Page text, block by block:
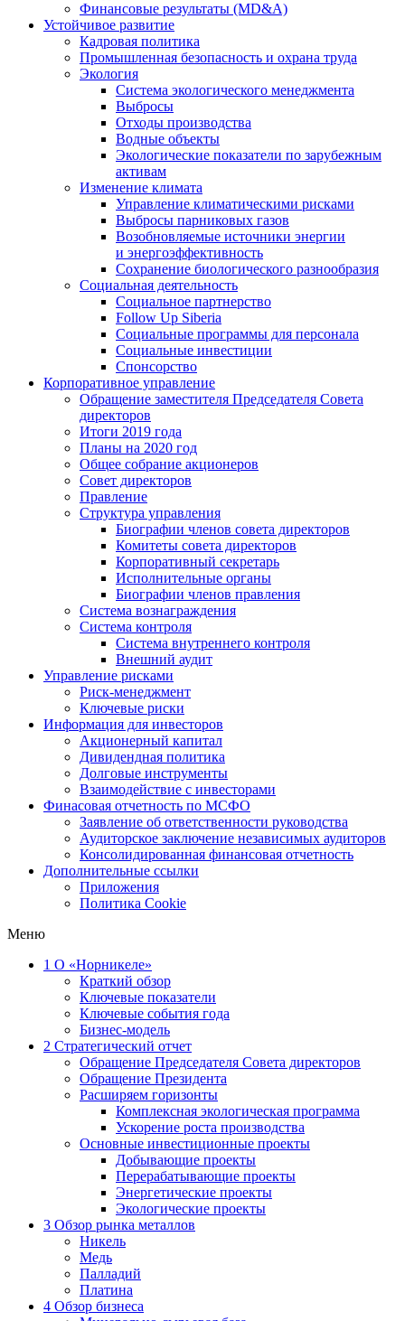
Финансовые результаты (MD&A)
Устойчивое развитие
Кадровая политика
Промышленная безопасность и охрана труда
Экология
Система экологического менеджмента
Выбросы
Отходы производства
Водные объекты
Экологические показатели по зарубежным
активам
Изменение климата
Управление климатическими рисками
Выбросы парниковых газов
Возобновляемые источники энергии
и энергоэффективность
Сохранение биологического разнообразия
Социальная деятельность
Социальное партнерство
Follow Up Siberia
Социальные программы для персонала
Социальные инвестиции
Спонсорство
Корпоративное управление
Обращение заместителя Председателя Совета
директоров
Итоги 2019 года
Планы на 2020 год
Общее собрание акционеров
Совет директоров
Правление
Структура управления
Биографии членов совета директоров
Комитеты совета директоров
Корпоративный секретарь
Исполнительные органы
Биографии членов правления
Система вознаграждения
Система контроля
Система внутреннего контроля
Внешний аудит
Управление рисками
Риск-менеджмент
Ключевые риски
Информация для инвесторов
Акционерный капитал
Дивидендная политика
Долговые инструменты
Взаимодействие с инвеcторами
Финасовая отчетность по МСФО
Заявление об ответственности руководства
Аудиторское заключение независимых аудиторов
Консолидированная финансовая отчетность
Дополнительные ссылки
Приложения
Политика Cookie
Меню
1 О «Норникеле»
Краткий обзор
Ключевые показатели
Ключевые события года
Бизнес-модель
2 Стратегический отчет
Обращение Председателя Совета директоров
Обращение Президента
Расширяем горизонты
Комплексная экологическая программа
Ускорение роста производства
Основные инвестиционные проекты
Добывающие проекты
Перерабатывающие проекты
Энергетические проекты
Экологические проекты
3 Обзор рынка металлов
Никель
Медь
Палладий
Платина
4 Обзор бизнеса